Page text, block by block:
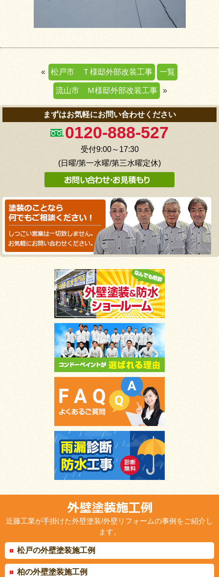
« 松戸市 Ｔ様邸外部改装工事 一覧
流山市 Ｍ様邸外部改装工事 »
まずはお気軽にお問い合わせください
0120-888-527
受付9:00～17:30
(日曜/第一水曜/第三水曜定休)
近藤工業が手掛けた外壁塗装/外壁リフォームの事例をご紹介し
ます。
松戸の外壁塗装施工例
柏の外壁塗装施工例